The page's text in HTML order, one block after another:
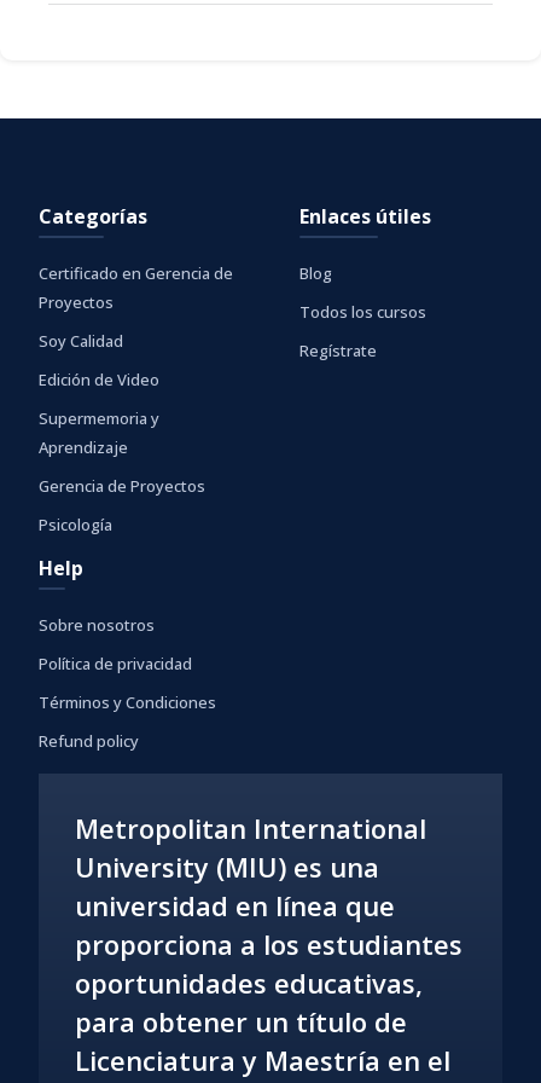
Categorías
Certificado en Gerencia de
Proyectos
Soy Calidad
Edición de Video
Supermemoria y
Aprendizaje
Gerencia de Proyectos
Psicología
Enlaces útiles
Blog
Todos los cursos
Regístrate
Help
Sobre nosotros
Política de privacidad
Términos y Condiciones
Refund policy
Metropolitan International
University (MIU) es una
universidad en línea que
proporciona a los estudiantes
oportunidades educativas,
para obtener un título de
Licenciatura y Maestría en el